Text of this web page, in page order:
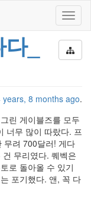
_
years, 8 months ago.
린 게이블즈를 모두
너무 많이 따랐다. 프
무려 700달러! 게다
무리였다. 퀘벡은
로 돌아올 수 있기
포기했다. 앤, 꼭 다